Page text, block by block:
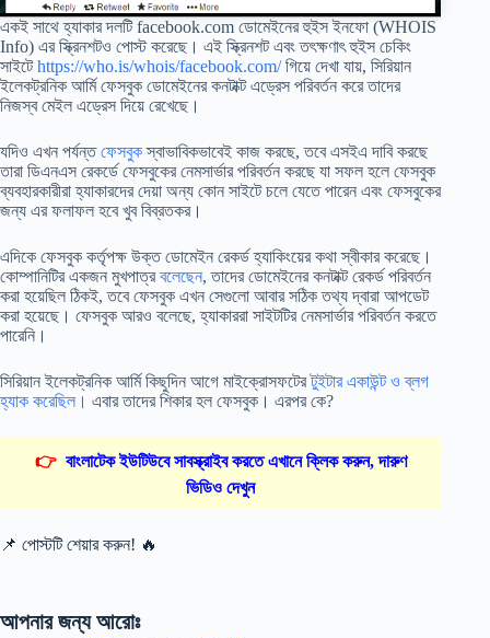
একই সাথে হ্যাকার দলটি facebook.com ডোমেইনের হুইস ইনফো (WHOIS
Info) এর স্ক্রিনশটও পোস্ট করেছে। এই স্ক্রিনশট এবং তৎক্ষণাৎ হুইস চেকিং
সাইটেhttps://who.is/whois/facebook.com/গিয়ে দেখা যায়, সিরিয়ান
ইলেকট্রনিক আর্মি ফেসবুক ডোমেইনের কনটাক্ট এড্রেস পরিবর্তন করে তাদের
নিজস্ব মেইল এড্রেস দিয়ে রেখেছে।
যদিও এখন পর্যন্তফেসবুকস্বাভাবিকভাবেই কাজ করছে, তবে এসইএ দাবি করছে
তারা ডিএনএস রেকর্ডে ফেসবুকের নেমসার্ভার পরিবর্তন করছে যা সফল হলে ফেসবুক
ব্যবহারকারীরা হ্যাকারদের দেয়া অন্য কোন সাইটে চলে যেতে পারেন এবং ফেসবুকের
জন্য এর ফলাফল হবে খুব বিব্রতকর।
এদিকে ফেসবুক কর্তৃপক্ষ উক্ত ডোমেইন রেকর্ড হ্যাকিংয়ের কথা স্বীকার করেছে।
কোম্পানিটির একজন মুখপাত্রবলেছেন, তাদের ডোমেইনের কনটাক্ট রেকর্ড পরিবর্তন
করা হয়েছিল ঠিকই, তবে ফেসবুক এখন সেগুলো আবার সঠিক তথ্য দ্বারা আপডেট
করা হয়েছে। ফেসবুক আরও বলেছে, হ্যাকাররা সাইটটির নেমসার্ভার পরিবর্তন করতে
পারেনি।
সিরিয়ান ইলেকট্রনিক আর্মি কিছুদিন আগে মাইক্রোসফটেরটুইটার একাউন্ট ও ব্লগ
হ্যাক করেছিল। এবার তাদের শিকার হল ফেসবুক। এরপর কে?
👉 বাংলাটেক ইউটিউবে সাবস্ক্রাইব করতে এখানে ক্লিক করুন, দারুণ
ভিডিও দেখুন
📌 পোস্টটি শেয়ার করুন! 🔥
আপনার জন্য আরোঃ